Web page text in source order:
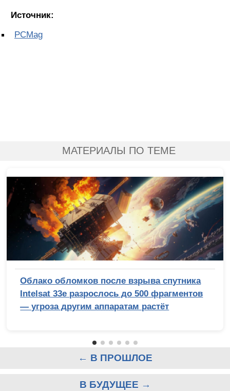
Источник:
PCMag
МАТЕРИАЛЫ ПО ТЕМЕ
Облако обломков после взрыва спутника
Intelsat 33e разрослось до 500 фрагментов
— угроза другим аппаратам растёт
← В ПРОШЛОЕ
В БУДУЩЕЕ →